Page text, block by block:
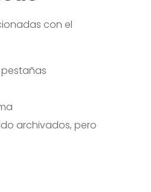
con el
archivados, pero